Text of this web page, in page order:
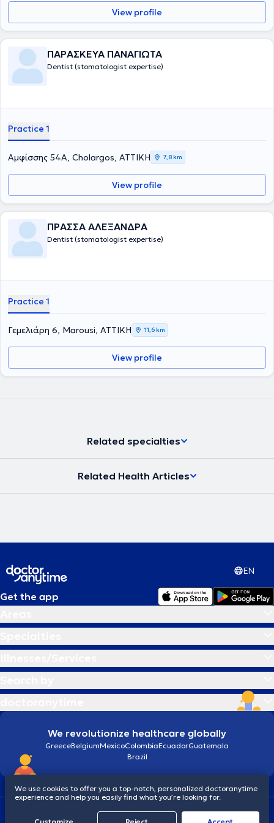
View profile
ΠΑΡΑΣΚΕΥΑ ΠΑΝΑΓΙΩΤΑ
Dentist (stomatologist expertise)
Practice 1
Αμφίσσης 54Α, Cholargos, ΑΤΤΙΚΗ 7,8 km
View profile
ΠΡΑΣΣΑ ΑΛΕΞΑΝΔΡΑ
Dentist (stomatologist expertise)
Practice 1
Γεμελιάρη 6, Marousi, ΑΤΤΙΚΗ 11,6 km
View profile
Related specialties
Related Health Articles
EN
Get the app
We revolutionize healthcare globally
GreeceBelgiumMexicoColombiaEcuadorGuatemala
Brazil
Cookiesdoctoranytime: Data Protection Policy
We use cookies to offer you a top-notch, personalized doctoranytime
experience and help you easily find what you’re looking for.